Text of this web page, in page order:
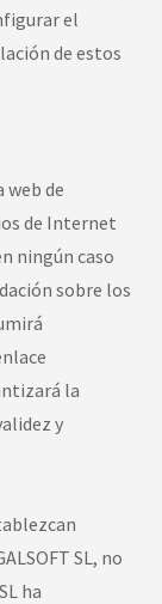
el
de estos
web de
de Internet
ningún caso
sobre los
la
y
SL, no
ha